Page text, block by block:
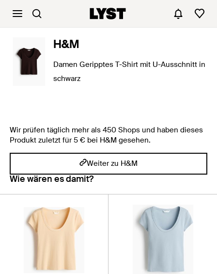
H&M
Damen Geripptes T-Shirt mit U-Ausschnitt in
schwarz
Wir prüfen täglich mehr als 450 Shops und haben dieses
Produkt zuletzt für 5 € bei H&M gesehen.
Weiter zu H&M
Wie wären es damit?